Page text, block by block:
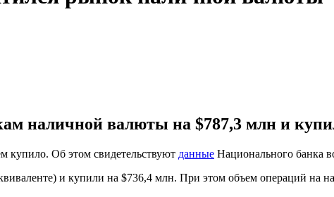
наличной валюты на $787,3 млн и
купило. Об этом свидетельствуют данные Национального банка
и купили на $736,4 млн. При этом объем операций на